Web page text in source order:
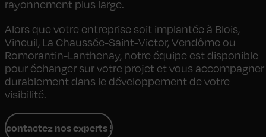
rayonnement plus large.
Alors que votre entreprise soit implantée à Blois,
Vineuil, La Chaussée-Saint-Victor, Vendôme ou
Romorantin-Lanthenay, notre équipe est disponible
pour échanger sur votre projet et vous accompagner
durablement dans le développement de votre
visibilité.
contactez nos experts !